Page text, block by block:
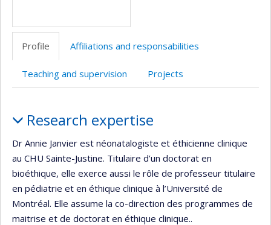
Profile Affiliations and responsabilities
Teaching and supervision Projects
Research expertise
Dr Annie Janvier est néonatalogiste et éthicienne clinique
au CHU Sainte-Justine. Titulaire d’un doctorat en
bioéthique, elle exerce aussi le rôle de professeur titulaire
en pédiatrie et en éthique clinique à l’Université de
Montréal. Elle assume la co-direction des programmes de
maitrise et de doctorat en éthique clinique..